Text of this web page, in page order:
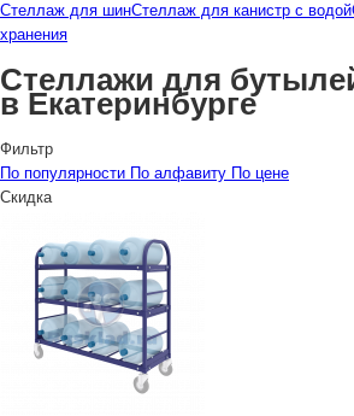
Стеллаж для шинСтеллаж для канистр с водой
хранения
Стеллажи для
в Екатеринбурге
Фильтр
По популярности По алфавиту По цене
Скидка